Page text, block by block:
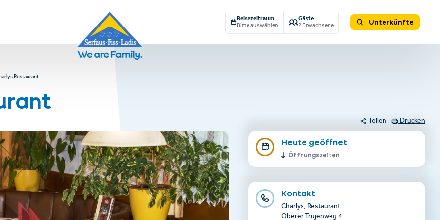
Reisezeitraum
Bitte auswählen
Gäste
2 Erwachsene
Unterkünfte
Restaurant
Teilen Drucken
Heute geöffnet
Öffnungszeiten
Kontakt
Charlys, Restaurant
Oberer Trujenweg 4